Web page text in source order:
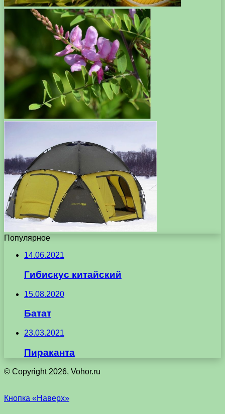
Популярное
14.06.2021
Гибискус китайский
15.08.2020
Батат
23.03.2021
Пираканта
© Copyright 2026, Vohor.ru
Кнопка «Наверх»